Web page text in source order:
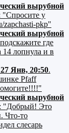
вырубной
"Спросите у
zapchasti-pkp"
вырубной
где
лопнула и в
Янв, 20:50.
Pfaff
вырубной
"Добрый! Это
Что-то
слесарь